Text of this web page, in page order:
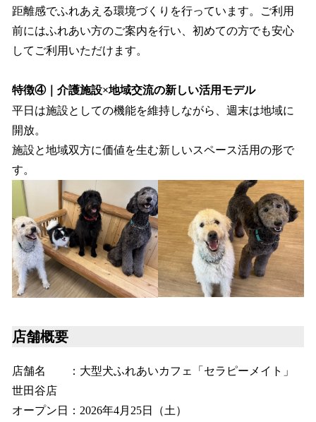
距離感でふれあえる環境づくりを行っています。ご利用
前にはふれあい方のご案内を行い、初めての方でも安心
してご利用いただけます。
特徴④｜介護施設×地域交流の新しい活用モデル
平日は施設としての機能を維持しながら、週末は地域に
開放。
施設と地域双方に価値を生む新しいスペース活用の形で
す。
店舗概要
店舗名 ：大型犬ふれあいカフェ「セラピーメイト」
世田谷店
オープン日：2026年4月25日（土）